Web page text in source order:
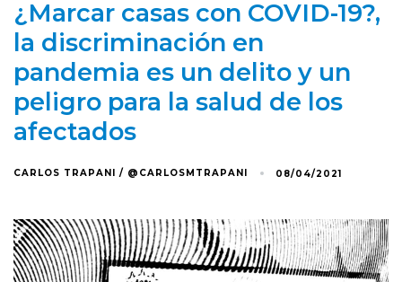
¿Marcar casas con COVID-19?,
la discriminación en
pandemia es un delito y un
peligro para la salud de los
afectados
CARLOS TRAPANI / @CARLOSMTRAPANI 08/04/2021